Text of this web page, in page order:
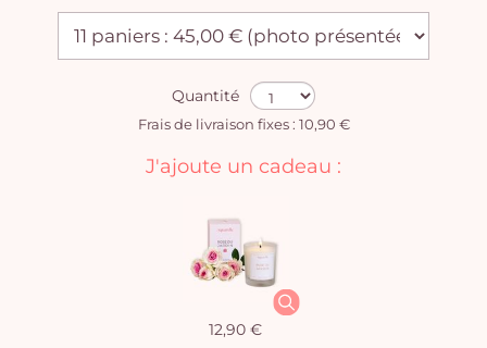
Quantité
Frais de livraison fixes : 10,90 €
J'ajoute un cadeau :
12,90 €